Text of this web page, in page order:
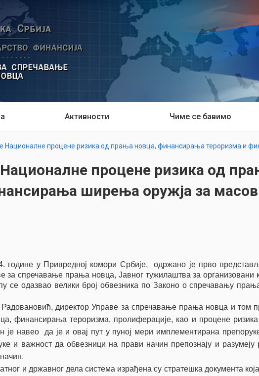
Активности Чиме се бавимо
Националне процене ризика од прања новца, финансирања тероризма и
процене ризика од
ширења оружја за
. године у Привредној комори Србије, одржано је прво
за спречавање прања новца, Јавног тужилаштва за организовани
се одазвао велики број обвезника по Законо о спречавању
директор Управе за спречавање прања новца и том
финансирања тероризма, пролиферације, као и процене
је навео да је и овај пут у пуној мери имплементирана
и важност да обвезници на прави начин препознају и разумеју
и државног дела система израђена су стратешка документа